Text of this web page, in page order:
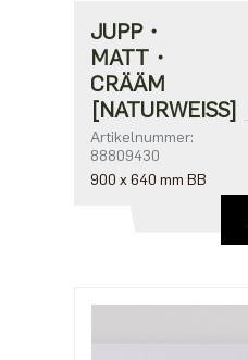
JUPP・
MATT・
CRÄÄM
[NATURWEISS]
Artikelnummer:
88809430
900 x 640 mm BB